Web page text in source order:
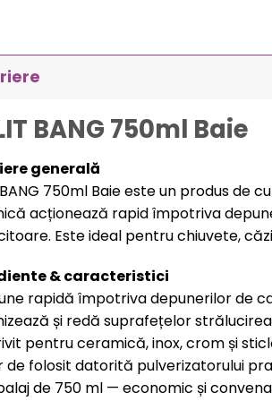
BANG 750ml Baie
generală
BANG 750ml Baie este un produs
acționează rapid împotriva
Este ideal pentru chiuvete,
& caracteristici
rapidă împotriva depunerilor de
și redă suprafețelor
pentru ceramică, inox, crom și
de folosit datorită pulverizatorului
de 750 ml — economic și